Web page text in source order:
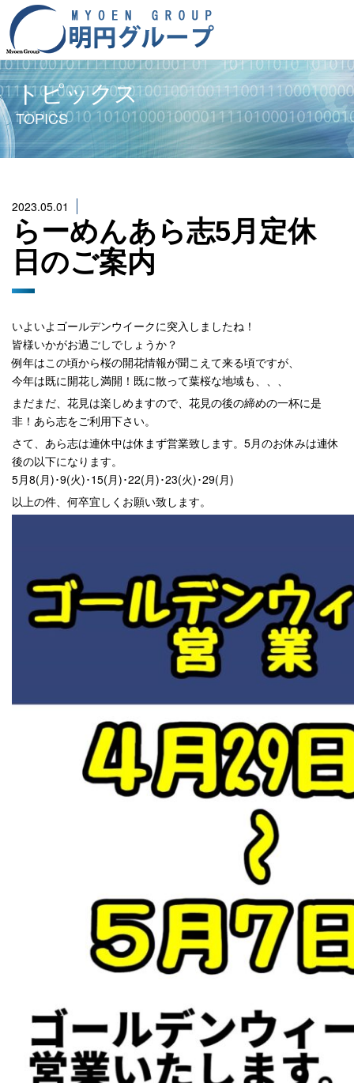
トピックス
TOPICS
2023.05.01
らーめんあら志5月定休
日のご案内
いよいよゴールデンウイークに突入しましたね！
皆様いかがお過ごしでしょうか？
例年はこの頃から桜の開花情報が聞こえて来る頃ですが、
今年は既に開花し満開！既に散って葉桜な地域も、、、
まだまだ、花見は楽しめますので、花見の後の締めの一杯に是
非！あら志をご利用下さい。
さて、あら志は連休中は休まず営業致します。5月のお休みは連休
後の以下になります。
5月8(月)･9(火)･15(月)･22(月)･23(火)･29(月)
以上の件、何卒宜しくお願い致します。